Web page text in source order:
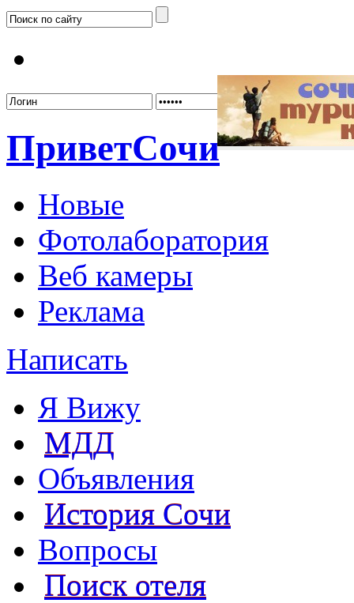
ПриветСочи
Новые
Фотолаборатория
Веб камеры
Реклама
Написать
Я Вижу
МДД
Объявления
История Сочи
Вопросы
Поиск отеля